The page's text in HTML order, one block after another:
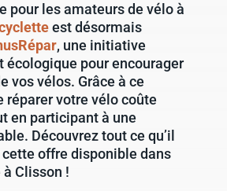
pour les amateurs de vélo à
est désormais
, une initiative
écologique pour encourager
vos vélos. Grâce à ce
votre vélo coûte
en participant à une
Découvrez tout ce qu’il
offre disponible dans
Clisson !